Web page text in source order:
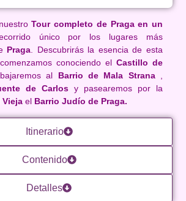
Tour completo de Praga en un
único por los lugares más
Praga . Descubrirás la esencia de esta
conociendo el Castillo de
al Barrio de Mala Strana,
de Carlos y pasearemos por la
Vieja el Barrio Judío de Praga.
Itinerario
Contenido
Detalles